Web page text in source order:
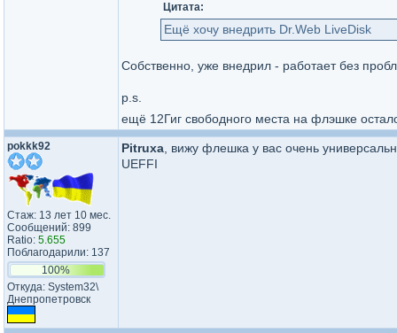
Цитата:
Ещё хочу внедрить Dr.Web LiveDisk
Собственно, уже внедрил - работает без
p.s.
ещё 12Гиг свободного места на флэшке
pokkk92
Стаж: 13 лет 10 мес.
Сообщений: 899
Ratio: 5.655
Поблагодарили: 137
100%
Откуда: System32\​
Днепропет​ровск​
Pitruxa , вижу флешка у вас очень
UEFFI